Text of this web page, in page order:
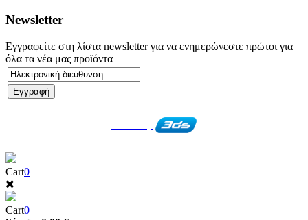
Newsletter
Εγγραφείτε στη λίστα newsletter για να ενημερώνεστε πρώτοι για
όλα τα νέα μας προϊόντα
Cart0
Cart0